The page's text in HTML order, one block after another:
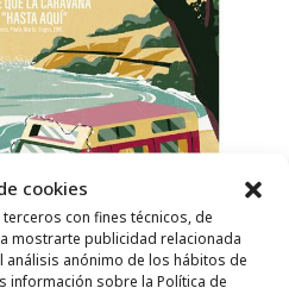
cookies
con fines técnicos, de
mostrarte publicidad relacionada
análisis anónimo de los hábitos de
información sobre la Política de